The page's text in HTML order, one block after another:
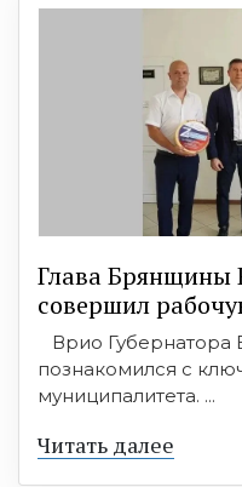
Глава Брянщины
совершил
Врио Губернатора
познакомился с
муниципалитета. ...
Читать далее